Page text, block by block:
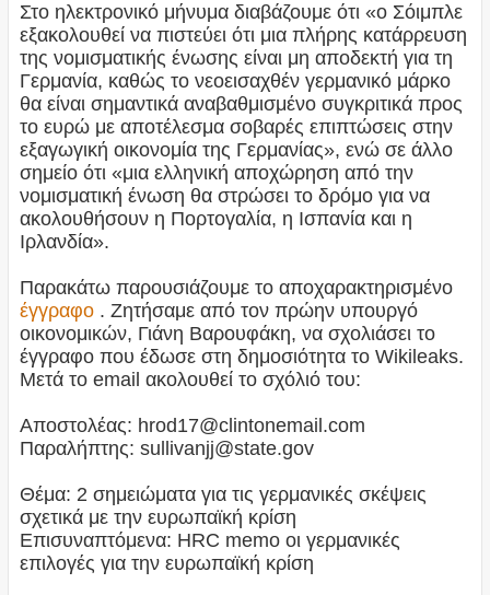
Στο ηλεκτρονικό μήνυμα διαβάζουμε ότι «ο Σόιμπλε
εξακολουθεί να πιστεύει ότι μια πλήρης κατάρρευση
της νομισματικής ένωσης είναι μη αποδεκτή για τη
Γερμανία, καθώς το νεοεισαχθέν γερμανικό μάρκο
θα είναι σημαντικά αναβαθμισμένο συγκριτικά προς
το ευρώ με αποτέλεσμα σοβαρές επιπτώσεις στην
εξαγωγική οικονομία της Γερμανίας», ενώ σε άλλο
σημείο ότι «μια ελληνική αποχώρηση από την
νομισματική ένωση θα στρώσει το δρόμο για να
ακολουθήσουν η Πορτογαλία, η Ισπανία και η
Ιρλανδία».
Παρακάτω παρουσιάζουμε το αποχαρακτηρισμένο
έγγραφο. Ζητήσαμε από τον πρώην υπουργό
οικονομικών, Γιάνη Βαρουφάκη, να σχολιάσει το
έγγραφο που έδωσε στη δημοσιότητα το Wikileaks.
Μετά το email ακολουθεί το σχόλιό του:
Αποστολέας: hrod17@clintonemail.com
Παραλήπτης: sullivanjj@state.gov
Θέμα: 2 σημειώματα για τις γερμανικές σκέψεις
σχετικά με την ευρωπαϊκή κρίση
Επισυναπτόμενα: HRC memo οι γερμανικές
επιλογές για την ευρωπαϊκή κρίση